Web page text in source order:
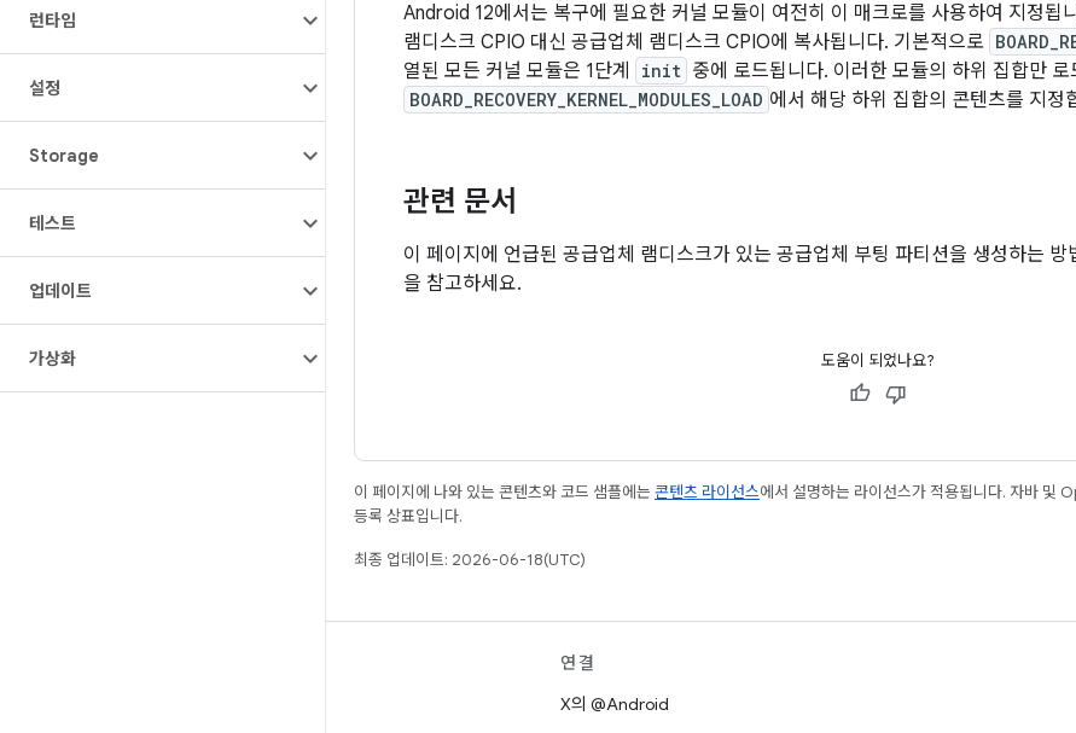
런타임
설정
Storage
테스트
업데이트
가상화
Android 12에서는 복구에 필요한 커널 모듈이 여전히 이 매크로를 사용하여 지정됩
램디스크 CPIO 대신 공급업체 램디스크 CPIO에 복사됩니다. 기본적으로
열된 모든 커널 모듈은 1단계
init 중에 로드됩니다. 이러한 모듈의 하위 집합만 로
BOARD_RECOVERY_KERNEL_MODULES_LOAD 에서 해당 하위 집합의 콘텐츠를 지정
관련 문서
이 페이지에 언급된 공급업체 램디스크가 있는 공급업체 부팅 파티션을 생성하는 방
을 참고하세요.
도움이 되었나요?
이 페이지에 나와 있는 콘텐츠와 코드 샘플에는 콘텐츠 라이선스에서 설명하는 라이선스가 적용됩니다. 자바
등록 상표입니다.
최종 업데이트: 2026-06-18(UTC)
연결
X의 @Android